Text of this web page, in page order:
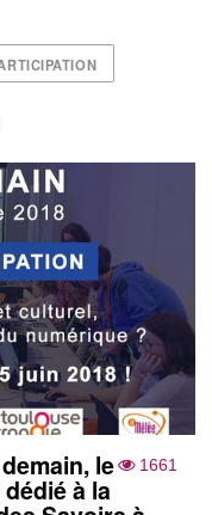
1661
le
à la